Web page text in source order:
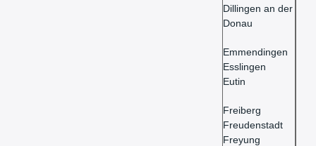
Dillingen an der
Donau
Emmendingen
Esslingen
Eutin
Freiberg
Freudenstadt
Freyung